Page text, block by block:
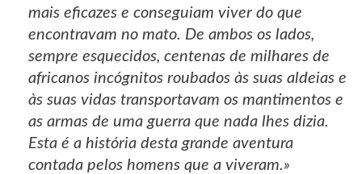
mais eficazes e conseguiam viver do que
encontravam no mato. De ambos os lados,
sempre esquecidos, centenas de milhares de
africanos incógnitos roubados às suas aldeias e
às suas vidas transportavam os mantimentos e
as armas de uma guerra que nada lhes dizia.
Esta é a história desta grande aventura
contada pelos homens que a viveram.»